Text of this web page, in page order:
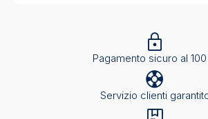
Pagamento sicuro al
Servizio clienti